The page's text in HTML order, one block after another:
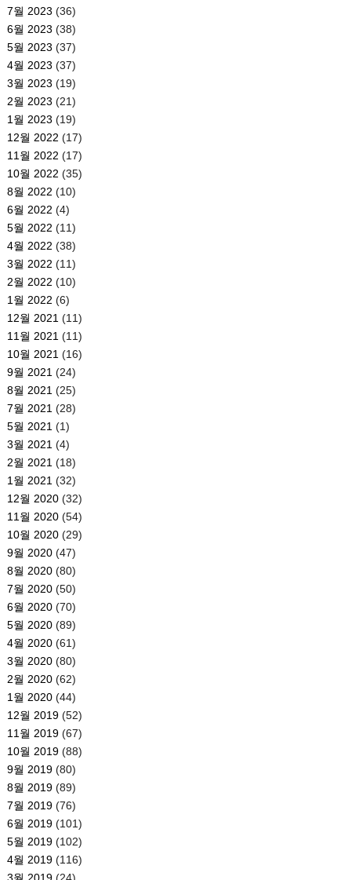
7월 2023 (36)
6월 2023 (38)
5월 2023 (37)
4월 2023 (37)
3월 2023 (19)
2월 2023 (21)
1월 2023 (19)
12월 2022 (17)
11월 2022 (17)
10월 2022 (35)
8월 2022 (10)
6월 2022 (4)
5월 2022 (11)
4월 2022 (38)
3월 2022 (11)
2월 2022 (10)
1월 2022 (6)
12월 2021 (11)
11월 2021 (11)
10월 2021 (16)
9월 2021 (24)
8월 2021 (25)
7월 2021 (28)
5월 2021 (1)
3월 2021 (4)
2월 2021 (18)
1월 2021 (32)
12월 2020(32)
11월 2020(54)
10월 2020(29)
9월 2020(47)
8월 2020(80)
7월 2020(50)
6월 2020(70)
5월 2020(89)
4월 2020(61)
3월 2020(80)
2월 2020(62)
1월 2020(44)
12월 2019(52)
11월 2019(67)
10월 2019(88)
9월 2019(80)
8월 2019(89)
7월 2019(76)
6월 2019(101)
5월 2019(102)
4월 2019(116)
3월 2019(24)